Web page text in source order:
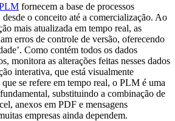
fornecem a base de processos
o conceito até a comercialização. Ao
mais atualizada em tempo real, as
erros de controle de versão, oferecendo
Como contém todos os dados
monitora as alterações feitas nesses dados
interativa, que está visualmente
se refere em tempo real, o PLM é uma
substituindo a combinação de
anexos em PDF e mensagens
empresas ainda dependem.